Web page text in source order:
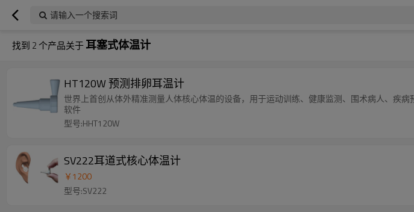
请输入一个搜索词
找到 2个产品关于耳塞式体温计
HT120W 预测排卵耳温计
世界上首创从体外精准测量人体核心体温的设备，用于运动训练、健康监测、围术病人、疾
软件
型号:HHT120W
SV222耳道式核心体温计
￥1200
型号:SV222